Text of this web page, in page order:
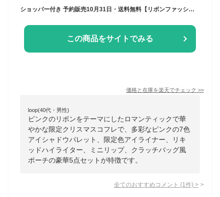
ショッパー付き 予約販売10月31日・送料無料【リボンファッション】JILL STUART(ジルスチュアート)リボンファッションショー コレクション クリスマスコフレ ホリデーギフト 2025クリスマスプレゼント
この商品をサイトでみる
価格と在庫を楽天でチェック >>
loop(40代・男性)
ピンクのリボンをテーマにしたロマンティックで華
やかな限定クリスマスコフレで、多彩なピンクの7色
アイシャドウパレット、限定色アイライナー、リキ
ッドハイライター、ミニリップ、クラッチバッグ風
ポーチの豪華5点セットが特徴です。
全てのおすすめコメント (1 件) >